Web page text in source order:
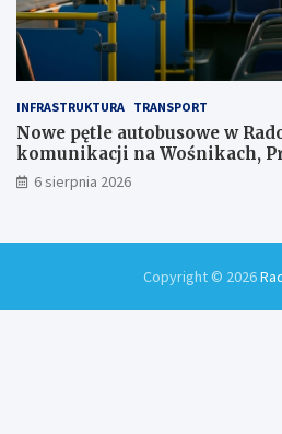
INFRASTRUKTURA TRANSPORT
Nowe pętle autobusowe w
komunikacji na Wośnikach,
Zamłyniu
6 sierpnia 2026
Copyright © 2026